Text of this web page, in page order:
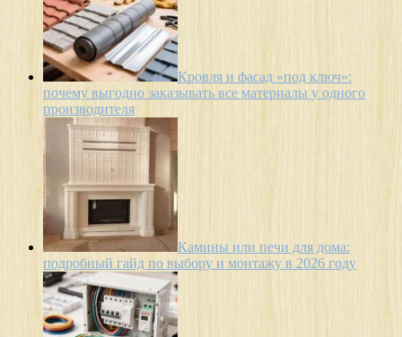
Кровля и фасад «под ключ»:
почему выгодно заказывать все материалы у одного
производителя
Камины или печи для дома:
подробный гайд по выбору и монтажу в 2026 году